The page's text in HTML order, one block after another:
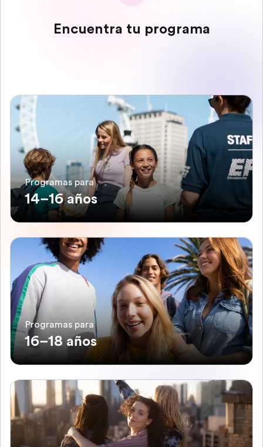
Encuentra tu programa
Programas para
14–16 años
Programas para
16–18 años